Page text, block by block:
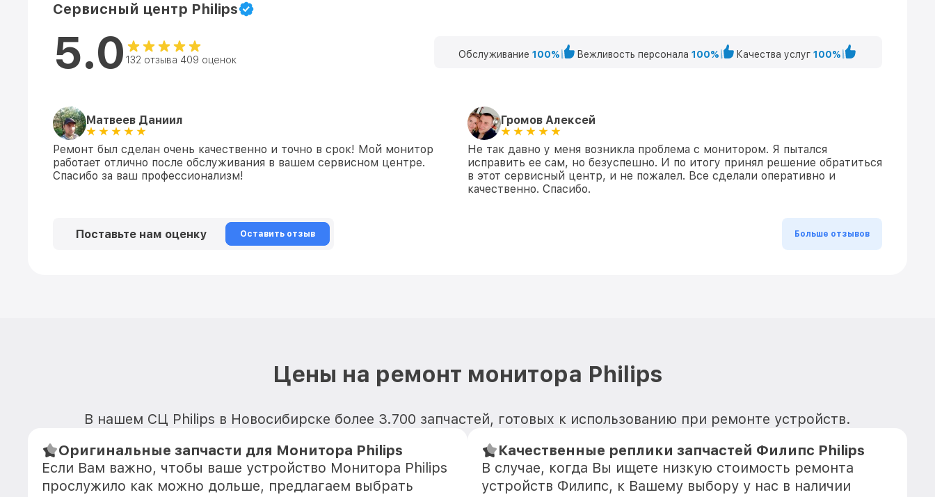
Сервисный центр Philips
5.0 132 отзыва 409 оценок Обслуживание 100% Вежливость персонала 100% Качества услуг 100%
Матвеев Даниил
Ремонт был сделан очень качественно и точно в срок! Мой монитор
работает отлично после обслуживания в вашем сервисном центре.
Спасибо за ваш профессионализм!
Громов Алексей
Не так давно у меня возникла проблема с монитором. Я пытался
исправить ее сам, но безуспешно. И по итогу принял решение обратиться
в этот сервисный центр, и не пожалел. Все сделали оперативно и
качественно. Спасибо.
Поставьте нам оценку Оставить отзыв Больше отзывов
Цены на ремонт монитора Philips
В нашем СЦ Philips в Новосибирске более 3.700 запчастей, готовых к использованию при ремонте устройств.
Оригинальные запчасти для Монитора Philips
Если Вам важно, чтобы ваше устройство Монитора Philips
прослужило как можно дольше, предлагаем выбрать
Качественные реплики запчастей Филипс Philips
В случае, когда Вы ищете низкую стоимость ремонта
устройств Филипс, к Вашему выбору у нас в наличии